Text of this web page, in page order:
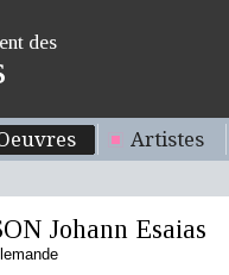
des
Artistes
Johann Esaias